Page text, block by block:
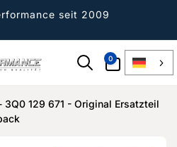
seit 2009
0
Artikel
129 671 - Original Ersatzteil